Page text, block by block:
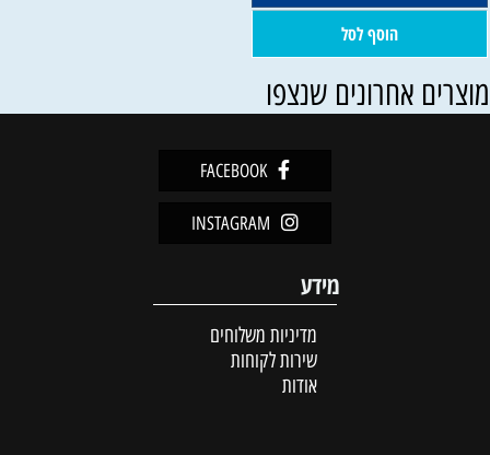
הוסף לסל
אחרונים שנצפו
FACEBOOK
INSTAGRAM
מידע
מדיניות משלוחים
שירות לקוחות
אודות